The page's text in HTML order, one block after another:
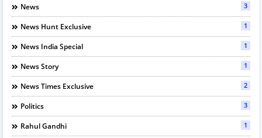
News 3
News Hunt Exclusive 1
News India Special 1
News Story 1
News Times Exclusive 2
Politics 3
Rahul Gandhi 1